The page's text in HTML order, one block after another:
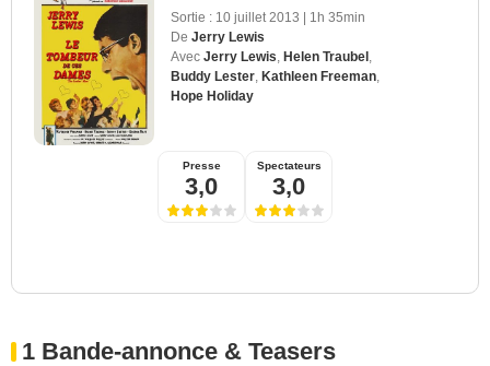
Sortie : 10 juillet 2013 | 1h 35min
De Jerry Lewis
Avec Jerry Lewis Helen Traubel
Buddy Lester Kathleen Freeman
Hope Holiday
Presse
3,0
Spectateurs
3,0
1 Bande-annonce & Teasers